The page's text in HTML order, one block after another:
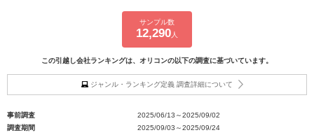
サンプル数
12,290人
この引越し会社ランキングは、オリコンの以下の調査に基づいています。
ジャンル・ランキング定義 調査詳細について
事前調査
2025/06/13～2025/09/02
調査期間
2025/09/03～2025/09/24